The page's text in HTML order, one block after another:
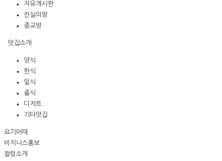
자유게시판
진실의방
종교방
맛집소개
양식
한식
일식
중식
디저트
기타맛집
요기어때
비지니스홍보
컬럼소개